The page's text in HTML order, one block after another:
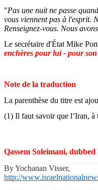
"Pas une nuit ne passe
vous viennent pas à l'esprit.
Renseignez-vous. Nous
Le secrétaire d'État Mike
enchères pour lui - pour
Note de la traduction
La parenthèse du titre est
(1) Il faut savoir que l’Iran, à
Qassem Soleimani, dubbed
ByYochanan Visser,
http://